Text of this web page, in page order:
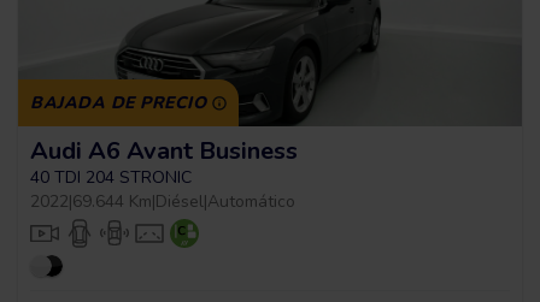
BAJADA DE PRECIO
Audi A6 Avant Business
40 TDI 204 STRONIC
2022|69.644 Km|Diésel|Automático